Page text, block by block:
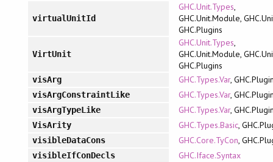
virtualUnitId
GHC.Unit.Types,
GHC.Unit.Module,
GHC.Plugins
VirtUnit
GHC.Unit.Types,
GHC.Unit.Module,
GHC.Plugins
visArg GHC.Types.Var,
visArgConstraintLike GHC.Types.Var,
visArgTypeLike GHC.Types.Var,
VisArity GHC.Types.Basic,
visibleDataCons GHC.Core.TyCon,
visibleIfConDecls GHC.Iface.Syntax